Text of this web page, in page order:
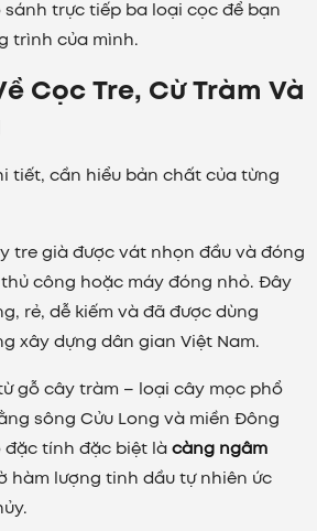
sánh trực tiếp ba loại cọc để bạn
trình của mình.
Cọc Tre, Cừ Tràm Và
tiết, cần hiểu bản chất của từng
tre già được vát nhọn đầu và đóng
công hoặc máy đóng nhỏ. Đây
rẻ, dễ kiếm và đã được dùng
xây dựng dân gian Việt Nam.
gỗ cây tràm – loại cây mọc phổ
sông Cửu Long và miền Đông
đặc tính đặc biệt làcàng ngâm
hàm lượng tinh dầu tự nhiên ức